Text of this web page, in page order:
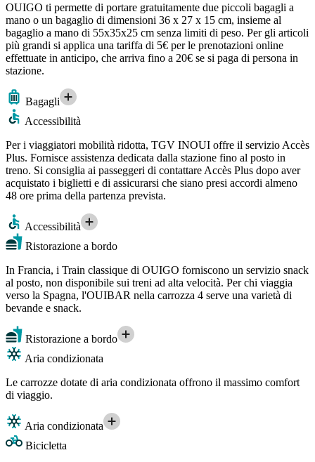
OUIGO ti permette di portare gratuitamente due piccoli bagagli a
mano o un bagaglio di dimensioni 36 x 27 x 15 cm, insieme al
bagaglio a mano di 55x35x25 cm senza limiti di peso. Per gli articoli
più grandi si applica una tariffa di 5€ per le prenotazioni online
effettuate in anticipo, che arriva fino a 20€ se si paga di persona in
stazione.
Bagagli
Accessibilità
Per i viaggiatori mobilità ridotta, TGV INOUI offre il servizio Accès
Plus. Fornisce assistenza dedicata dalla stazione fino al posto in
treno. Si consiglia ai passeggeri di contattare Accès Plus dopo aver
acquistato i biglietti e di assicurarsi che siano presi accordi almeno
48 ore prima della partenza prevista.
Accessibilità
Ristorazione a bordo
In Francia, i Train classique di OUIGO forniscono un servizio snack
al posto, non disponibile sui treni ad alta velocità. Per chi viaggia
verso la Spagna, l'OUIBAR nella carrozza 4 serve una varietà di
bevande e snack.
Ristorazione a bordo
Aria condizionata
Le carrozze dotate di aria condizionata offrono il massimo comfort
di viaggio.
Aria condizionata
Bicicletta